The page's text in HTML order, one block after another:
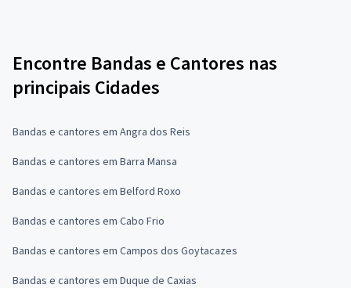
Encontre Bandas e Cantores nas
principais Cidades
Bandas e cantores em Angra dos Reis
Bandas e cantores em Barra Mansa
Bandas e cantores em Belford Roxo
Bandas e cantores em Cabo Frio
Bandas e cantores em Campos dos Goytacazes
Bandas e cantores em Duque de Caxias